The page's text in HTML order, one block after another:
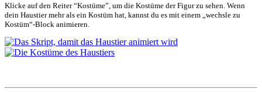
Klicke auf den Reiter “Kostüme”, um die Kostüme der Figur zu sehen. Wenn
dein Haustier mehr als ein Kostüm hat, kannst du es mit einem „wechsle zu
Kostüm“-Block animieren.